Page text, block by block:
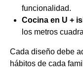
funcionalidad.
Cocina en U +
los metros
Cada diseño debe
hábitos de cada